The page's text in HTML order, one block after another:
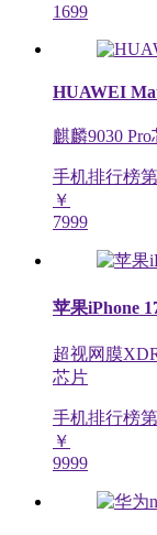
1699
HUAWEI
麒麟9030
手机排行榜第
￥
7999
苹果iPhone
超视网膜
芯片
手机排行榜第
￥
9999